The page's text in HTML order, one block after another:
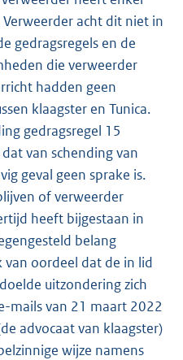
acht dit niet in
gedragsregels en de
die verweerder
hadden geen
klaagster en Tunica.
gedragsregel 15
van schending van
geval geen sprake is.
of verweerder
heeft bijgestaan in
belang
van oordeel dat de in lid
uitzondering zich
mails van 21 maart 2022
advocaat van klaagster)
wijze namens